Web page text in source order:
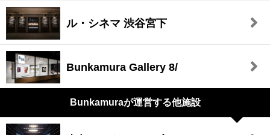
ル・シネマ 渋谷宮下
Bunkamura Gallery 8/
Bunkamuraが運営する他施設